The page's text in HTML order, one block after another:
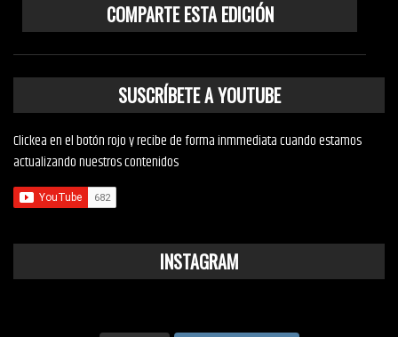
COMPARTE ESTA EDICIÓN
SUSCRÍBETE A YOUTUBE
Clickea en el botón rojo y recibe de forma inmmediata cuando estamos
actualizando nuestros contenidos
INSTAGRAM